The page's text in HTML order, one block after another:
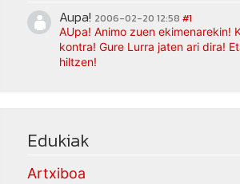
Aupa! 2006-02-20 12:58 #1
AUpa! Animo zuen ekimenarekin!
kontra! Gure Lurra jaten ari dira!
hiltzen!
Edukiak
Artxiboa